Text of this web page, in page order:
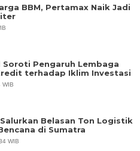
BBM, Pertamax Naik Jadi
Soroti Pengaruh Lembaga
terhadap Iklim Investasi
WIB
Belasan Ton Logistik
di Sumatra
WIB